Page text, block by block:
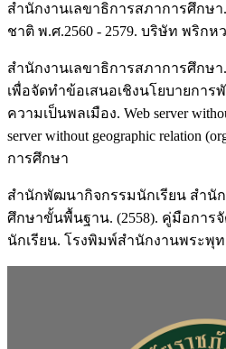
สำนักงานเลขาธิการสภาการศึกษา
ชาติ พ.ศ.2560 - 2579. บริษัท พริก
สำนักงานเลขาธิการสภาการศึกษา.
เพื่อจัดทำข้อเสนอเชิงนโยบายกา
ความเป็นพลเมือง. Web server
server without geographic relation
การศึกษา
สำนักพัฒนากิจกรรมนักเรียน สำนั
ศึกษาขั้นพื้นฐาน. (2558). คู่มือการ
นักเรียน. โรงพิมพ์สำนักงานพระพุ